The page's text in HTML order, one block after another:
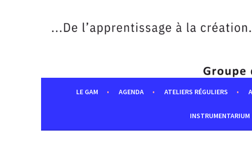
contenu
LE GAM AGENDA ATELIERS RÉGULIERS
INSTRUMENTARIUM